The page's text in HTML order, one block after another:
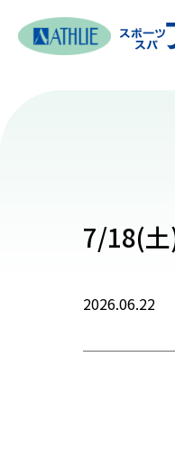
7/18(
2026.06.22